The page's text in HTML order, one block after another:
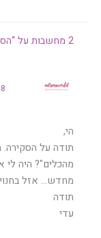
2 מחשבות על “הספרים שיגרמו לכם להתנתק”
8 במרץ 2021 ב 15:57
הי,
תודה על הסקירה.
מהכלים"? היה לי
מחדש… אזל
תודה
עדי